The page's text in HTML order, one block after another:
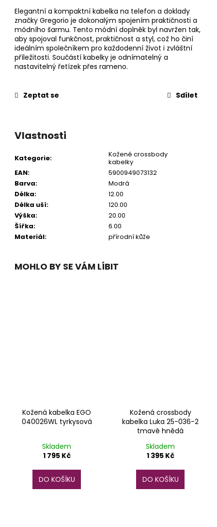
Elegantní a kompaktní kabelka na telefon a doklady
značky Gregorio je dokonalým spojením praktičnosti a
módního šarmu. Tento módní doplněk byl navržen tak,
aby spojoval funkčnost, praktičnost a styl, což ho činí
ideálním společníkem pro každodenní život i zvláštní
příležitosti. Součástí kabelky je odnímatelný a
nastavitelný řetízek přes rameno.
Zeptat se Sdílet
Vlastnosti
Kategorie:
Kožené crossbody
kabelky
EAN:
5900949073132
Barva:
Modrá
Délka:
12.00
Délka uší:
120.00
Výška:
20.00
Šířka:
6.00
Materiál: přírodní kůže
MOHLO BY SE VÁM LÍBIT
Kožená kabelka EGO
040026WL tyrkysová
Skladem
1 795 Kč
DO KOŠÍKU
Kožená crossbody
kabelka Luka 25-036-2
tmavě hnědá
Skladem
1 395 Kč
DO KOŠÍKU